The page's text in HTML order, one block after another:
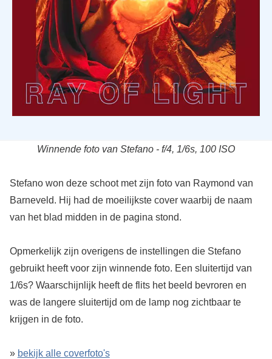
Winnende foto van Stefano - f/4, 1/6s, 100 ISO
Stefano won deze schoot met zijn foto van Raymond van
Barneveld. Hij had de moeilijkste cover waarbij de naam
van het blad midden in de pagina stond.
Opmerkelijk zijn overigens de instellingen die Stefano
gebruikt heeft voor zijn winnende foto. Een sluitertijd van
1/6s? Waarschijnlijk heeft de flits het beeld bevroren en
was de langere sluitertijd om de lamp nog zichtbaar te
krijgen in de foto.
» bekijk alle coverfoto's